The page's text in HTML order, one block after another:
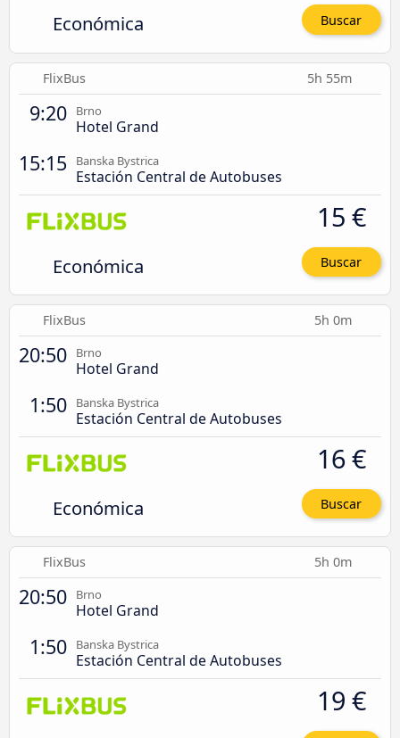
Económica Buscar
FlixBus 5h 55m
9:20 Brno
Hotel Grand
15:15 Banska Bystrica
Estación Central de Autobuses
Económica
15 €
Buscar
FlixBus 5h 0m
20:50 Brno
Hotel Grand
1:50 Banska Bystrica
Estación Central de Autobuses
Económica
16 €
Buscar
FlixBus 5h 0m
20:50 Brno
Hotel Grand
1:50 Banska Bystrica
Estación Central de Autobuses
19 €